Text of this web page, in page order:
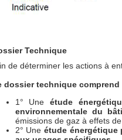
Technique
de déterminer les actions à
dossier technique comprend
1° Uneétude
environnementale du
émissions de gaz à effets
2° Une étude énergétique